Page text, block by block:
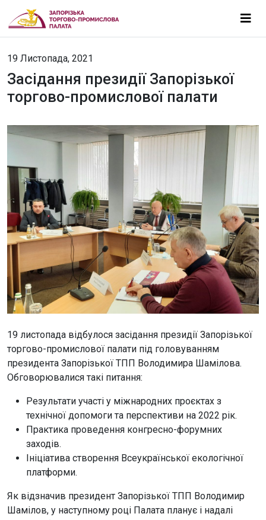
19 Листопада, 2021
Засідання президії Запорізької
торгово-промислової палати
19 листопада відбулося засідання президії Запорізької
торгово-промислової палати під головуванням
президента Запорізької ТПП Володимира Шамілова.
Обговорювалися такі питання:
Результати участі у міжнародних проєктах з
технічної допомоги та перспективи на 2022 рік.
Практика проведення конгресно-форумних
заходів.
Ініціатива створення Всеукраїнської екологічної
платформи.
Як відзначив президент Запорізької ТПП Володимир
Шамілов, у наступному році Палата планує і надалі